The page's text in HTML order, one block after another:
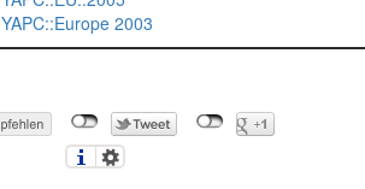
YAPC::Europe 2003